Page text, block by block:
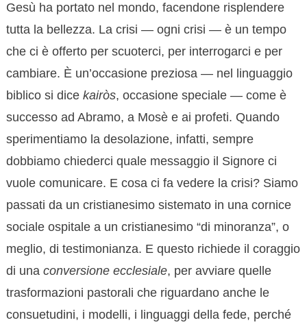
Gesù ha portato nel mondo, facendone risplendere
tutta la bellezza. La crisi — ogni crisi — è un tempo
che ci è offerto per scuoterci, per interrogarci e per
cambiare. È un’occasione preziosa — nel linguaggio
biblico si dice kairòs, occasione speciale — come è
successo ad Abramo, a Mosè e ai profeti. Quando
sperimentiamo la desolazione, infatti, sempre
dobbiamo chiederci quale messaggio il Signore ci
vuole comunicare. E cosa ci fa vedere la crisi? Siamo
passati da un cristianesimo sistemato in una cornice
sociale ospitale a un cristianesimo “di minoranza”, o
meglio, di testimonianza. E questo richiede il coraggio
di una conversione ecclesiale, per avviare quelle
trasformazioni pastorali che riguardano anche le
consuetudini, i modelli, i linguaggi della fede, perché